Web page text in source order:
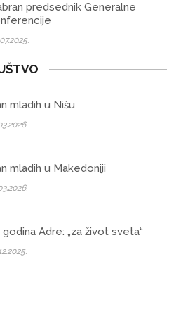
predsednik Generalne
mladih u Nišu
mladih u Makedoniji
godina Adre: „za život sveta“